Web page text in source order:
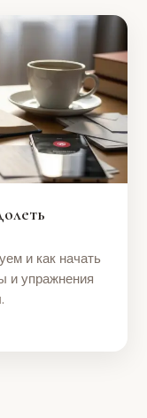
и как начать
и упражнения